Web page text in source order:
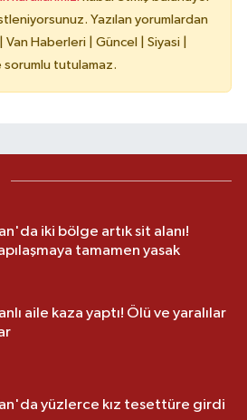
Yazılan yorumlardan
Haberleri | Güncel | Siyasi |
sorumlu tutulamaz.
iki bölge artık sit alanı!
tamamen yasak
aile kaza yaptı! Ölü ve yaralılar
yüzlerce kız tesettüre girdi